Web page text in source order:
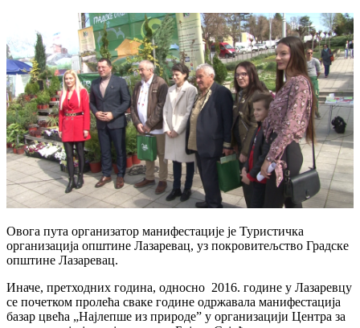
Овога пута организатор манифестације је Туристичка
организација општине Лазаревац, уз покровитељство Градске
општине Лазаревац.
Иначе, претходних година, односно 2016. године у Лазаревцу
се почетком пролећа сваке године одржавала манифестација
базар цвећа „Најлепше из природе” у организацији Центра за